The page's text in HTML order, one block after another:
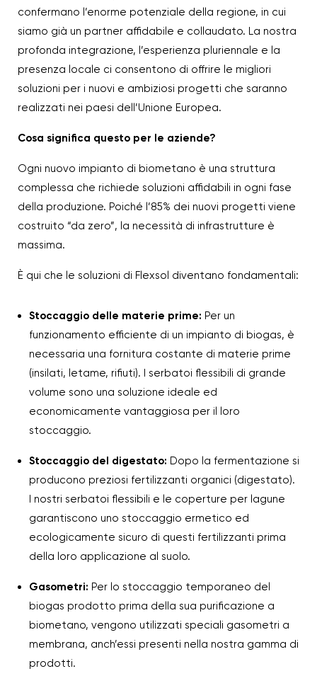
confermano l’enorme potenziale della regione, in cui
siamo già un partner affidabile e collaudato. La nostra
profonda integrazione, l’esperienza pluriennale e la
presenza locale ci consentono di offrire le migliori
soluzioni per i nuovi e ambiziosi progetti che saranno
realizzati nei paesi dell’Unione Europea.
Cosa significa questo per le aziende?
Ogni nuovo impianto di biometano è una struttura
complessa che richiede soluzioni affidabili in ogni fase
della produzione. Poiché l’85% dei nuovi progetti viene
costruito “da zero”, la necessità di infrastrutture è
massima.
È qui che le soluzioni di Flexsol diventano fondamentali:
Stoccaggio delle materie prime: Per un
funzionamento efficiente di un impianto di biogas, è
necessaria una fornitura costante di materie prime
(insilati, letame, rifiuti). I serbatoi flessibili di grande
volume sono una soluzione ideale ed
economicamente vantaggiosa per il loro
stoccaggio.
Stoccaggio del digestato: Dopo la fermentazione si
producono preziosi fertilizzanti organici (digestato).
I nostri serbatoi flessibili e le coperture per lagune
garantiscono uno stoccaggio ermetico ed
ecologicamente sicuro di questi fertilizzanti prima
della loro applicazione al suolo.
Gasometri: Per lo stoccaggio temporaneo del
biogas prodotto prima della sua purificazione a
biometano, vengono utilizzati speciali gasometri a
membrana, anch’essi presenti nella nostra gamma di
prodotti.